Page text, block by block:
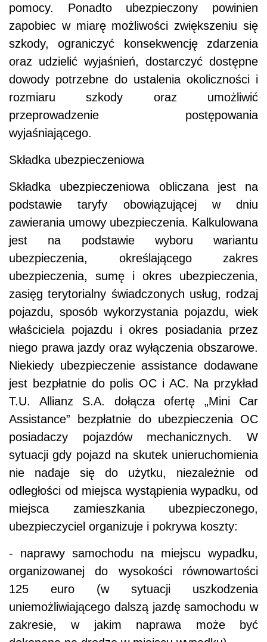
pomocy. Ponadto ubezpieczony powinien
zapobiec w miarę możliwości zwiększeniu się
szkody, ograniczyć konsekwencję zdarzenia
oraz udzielić wyjaśnień, dostarczyć dostępne
dowody potrzebne do ustalenia okoliczności i
rozmiaru szkody oraz umożliwić
przeprowadzenie postępowania
wyjaśniającego.
Składka ubezpieczeniowa
Składka ubezpieczeniowa obliczana jest na
podstawie taryfy obowiązującej w dniu
zawierania umowy ubezpieczenia. Kalkulowana
jest na podstawie wyboru wariantu
ubezpieczenia, określającego zakres
ubezpieczenia, sumę i okres ubezpieczenia,
zasięg terytorialny świadczonych usług, rodzaj
pojazdu, sposób wykorzystania pojazdu, wiek
właściciela pojazdu i okres posiadania przez
niego prawa jazdy oraz wyłączenia obszarowe.
Niekiedy ubezpieczenie assistance dodawane
jest bezpłatnie do polis OC i AC. Na przykład
T.U. Allianz S.A. dołącza ofertę „Mini Car
Assistance” bezpłatnie do ubezpieczenia OC
posiadaczy pojazdów mechanicznych. W
sytuacji gdy pojazd na skutek unieruchomienia
nie nadaje się do użytku, niezależnie od
odległości od miejsca wystąpienia wypadku, od
miejsca zamieszkania ubezpieczonego,
ubezpieczyciel organizuje i pokrywa koszty:
- naprawy samochodu na miejscu wypadku,
organizowanej do wysokości równowartości
125 euro (w sytuacji uszkodzenia
uniemożliwiającego dalszą jazdę samochodu w
zakresie, w jakim naprawa może być